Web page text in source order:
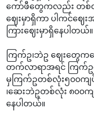
ကော်ဖီတွေကလည်း တစ်ထုပ်
ဈေးမှာရှိကာ ပါကင်ဈေး
ကြားဈေးမှာရှိနေပါတယ်။
ကြက်ဥ၊ဘဲဥ ဈေးတွေ
တက်လာရာအရင် ကြက်ဥ
မှကြက်ဥတစ်လုံး၅၀၀ကျ
၊ဆေးဘဲဥတစ်လုံး ၈၀၀က
နေပါတယ်။